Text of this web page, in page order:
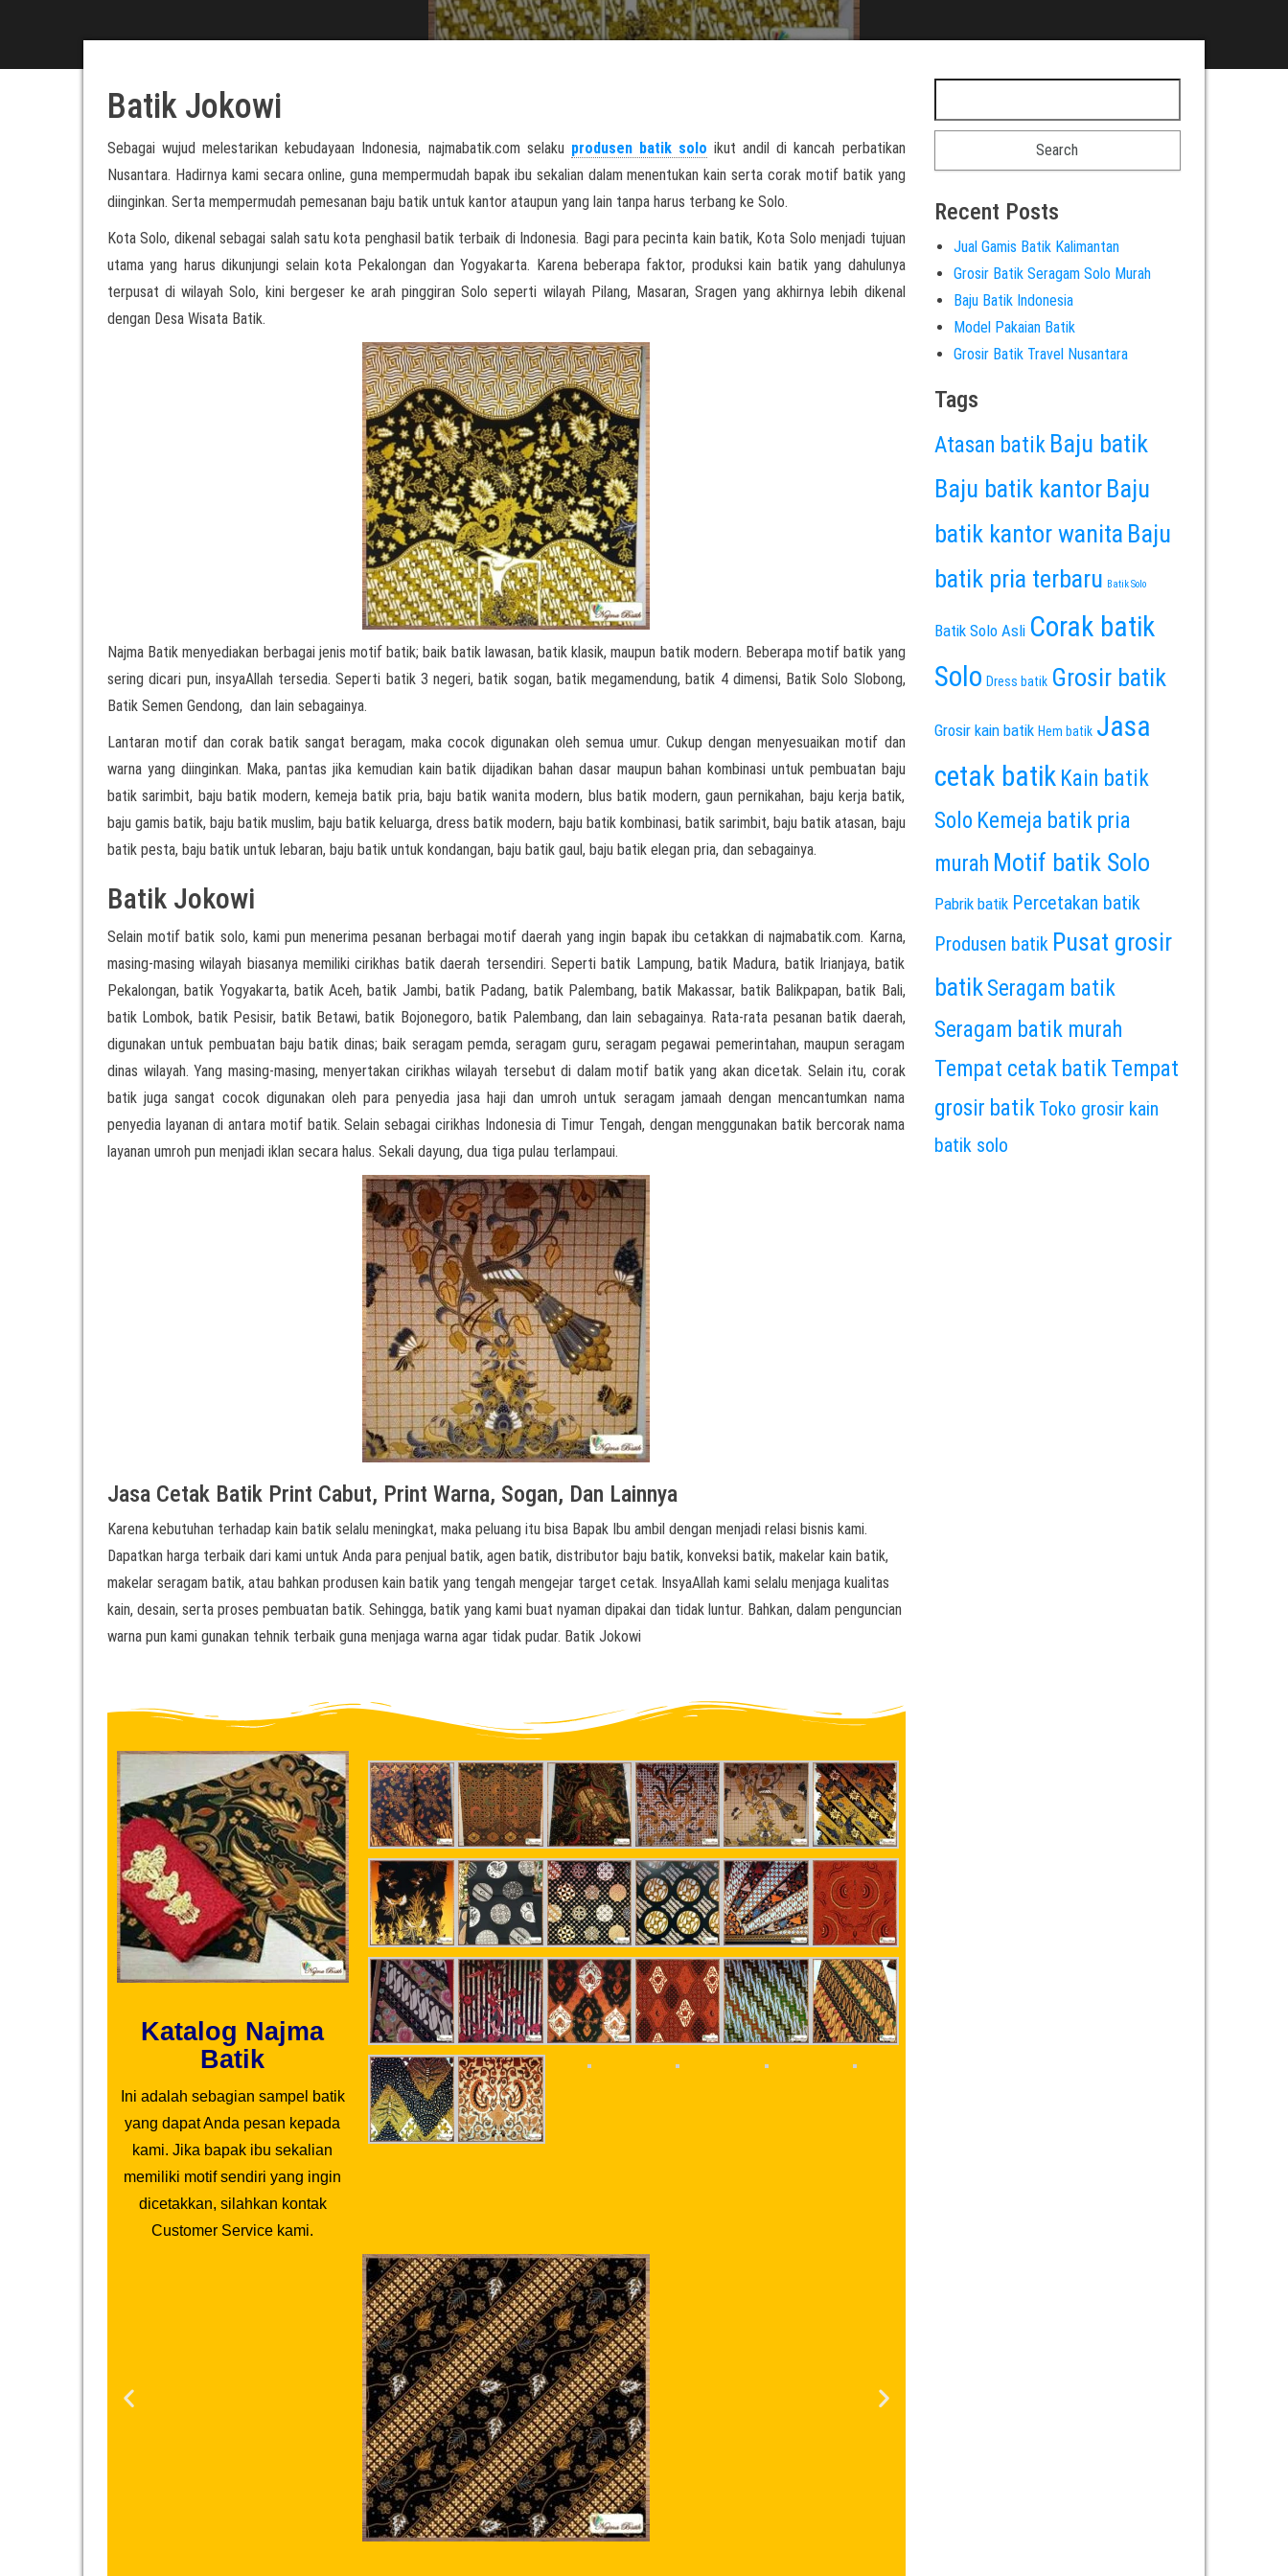
Batik Jokowi
Sebagai wujud melestarikan kebudayaan Indonesia, najmabatik.com selaku produsen batik solo ikut andil di kancah perbatikan
Nusantara. Hadirnya kami secara online, guna mempermudah bapak ibu sekalian dalam menentukan kain serta corak motif batik yang
diinginkan. Serta mempermudah pemesanan baju batik untuk kantor ataupun yang lain tanpa harus terbang ke Solo.
Kota Solo, dikenal sebagai salah satu kota penghasil batik terbaik di Indonesia. Bagi para pecinta kain batik, Kota Solo menjadi tujuan
utama yang harus dikunjungi selain kota Pekalongan dan Yogyakarta. Karena beberapa faktor, produksi kain batik yang dahulunya
terpusat di wilayah Solo, kini bergeser ke arah pinggiran Solo seperti wilayah Pilang, Masaran, Sragen yang akhirnya lebih dikenal
dengan Desa Wisata Batik.
Najma Batik menyediakan berbagai jenis motif batik; baik batik lawasan, batik klasik, maupun batik modern. Beberapa motif batik yang
sering dicari pun, insyaAllah tersedia. Seperti batik 3 negeri, batik sogan, batik megamendung, batik 4 dimensi, Batik Solo Slobong,
Batik Semen Gendong, dan lain sebagainya.
Lantaran motif dan corak batik sangat beragam, maka cocok digunakan oleh semua umur. Cukup dengan menyesuaikan motif dan
warna yang diinginkan. Maka, pantas jika kemudian kain batik dijadikan bahan dasar maupun bahan kombinasi untuk pembuatan baju
batik sarimbit, baju batik modern, kemeja batik pria, baju batik wanita modern, blus batik modern, gaun pernikahan, baju kerja batik,
baju gamis batik, baju batik muslim, baju batik keluarga, dress batik modern, baju batik kombinasi, batik sarimbit, baju batik atasan, baju
batik pesta, baju batik untuk lebaran, baju batik untuk kondangan, baju batik gaul, baju batik elegan pria, dan sebagainya.
Batik Jokowi
Selain motif batik solo, kami pun menerima pesanan berbagai motif daerah yang ingin bapak ibu cetakkan di najmabatik.com. Karna,
masing-masing wilayah biasanya memiliki cirikhas batik daerah tersendiri. Seperti batik Lampung, batik Madura, batik Irianjaya, batik
Pekalongan, batik Yogyakarta, batik Aceh, batik Jambi, batik Padang, batik Palembang, batik Makassar, batik Balikpapan, batik Bali,
batik Lombok, batik Pesisir, batik Betawi, batik Bojonegoro, batik Palembang, dan lain sebagainya. Rata-rata pesanan batik daerah,
digunakan untuk pembuatan baju batik dinas; baik seragam pemda, seragam guru, seragam pegawai pemerintahan, maupun seragam
dinas wilayah. Yang masing-masing, menyertakan cirikhas wilayah tersebut di dalam motif batik yang akan dicetak. Selain itu, corak
batik juga sangat cocok digunakan oleh para penyedia jasa haji dan umroh untuk seragam jamaah dengan mencantumkan nama
penyedia layanan di antara motif batik. Selain sebagai cirikhas Indonesia di Timur Tengah, dengan menggunakan batik bercorak nama
layanan umroh pun menjadi iklan secara halus. Sekali dayung, dua tiga pulau terlampaui.
Jasa Cetak Batik Print Cabut, Print Warna, Sogan, Dan Lainnya
Karena kebutuhan terhadap kain batik selalu meningkat, maka peluang itu bisa Bapak Ibu ambil dengan menjadi relasi bisnis kami.
Dapatkan harga terbaik dari kami untuk Anda para penjual batik, agen batik, distributor baju batik, konveksi batik, makelar kain batik,
makelar seragam batik, atau bahkan produsen kain batik yang tengah mengejar target cetak. InsyaAllah kami selalu menjaga kualitas
kain, desain, serta proses pembuatan batik. Sehingga, batik yang kami buat nyaman dipakai dan tidak luntur. Bahkan, dalam penguncian
warna pun kami gunakan tehnik terbaik guna menjaga warna agar tidak pudar. Batik Jokowi
Katalog Najma
Batik
Ini adalah sebagian sampel batik
yang dapat Anda pesan kepada
kami. Jika bapak ibu sekalian
memiliki motif sendiri yang ingin
dicetakkan, silahkan kontak
Customer Service kami.
Recent Posts
Jual Gamis Batik Kalimantan
Grosir Batik Seragam Solo Murah
Baju Batik Indonesia
Model Pakaian Batik
Grosir Batik Travel Nusantara
Tags
Atasan batik Baju batik
Baju batik kantor Baju
batik kantor wanita Baju
batik pria terbaru Batik Solo
Batik Solo Asli Corak batik
Solo Dress batik Grosir batik
Grosir kain batik Hem batik Jasa
cetak batik Kain batik
Solo Kemeja batik pria
murah Motif batik Solo
Pabrik batik Percetakan batik
Produsen batik Pusat grosir
batik Seragam batik
Seragam batik murah
Tempat cetak batik Tempat
grosir batik Toko grosir kain
batik solo